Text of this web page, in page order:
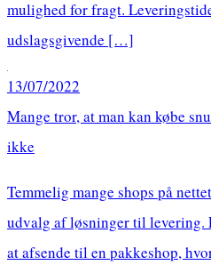
mulighed for fragt.
udslagsgivende […]
13/07/2022
Mange tror, at man kan købe
ikke
Temmelig mange shops på
udvalg af løsninger til
at afsende til en pakkeshop,